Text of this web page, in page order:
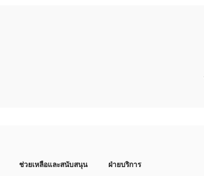
ช่วยเหลือและสนับสนุน
ฝ่ายบริการ